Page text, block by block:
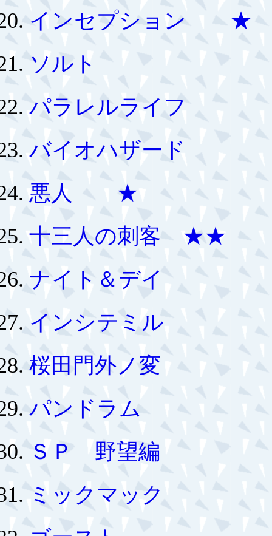
インセプション ★
ソルト
パラレルライフ
バイオハザード
悪人 ★
十三人の刺客 ★★
ナイト＆デイ
インシテミル
桜田門外ノ変
パンドラム
ＳＰ 野望編
ミックマック